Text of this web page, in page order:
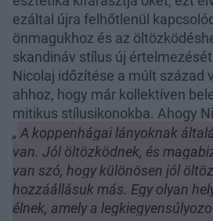
ezáltal újra felhőtlenül
önmagukhoz és az
skandináv stílus új
Nicolaj időzítése a múlt század
ahhoz, hogy már kollektíven
mitikus stílusikonokba. Ahogy
„ A koppenhágai lányoknak
van. Jól öltözködnek, és
van szó, hogy különösen jól
hozzáállásuk más. Egy olyan
élnek, amely a